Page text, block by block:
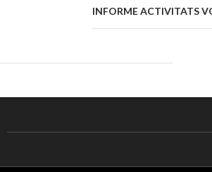
INFORME ACTIVITATS